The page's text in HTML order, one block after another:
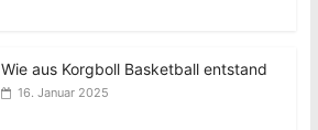
Wie aus Korgboll Basketball entstand
16. Januar 2025